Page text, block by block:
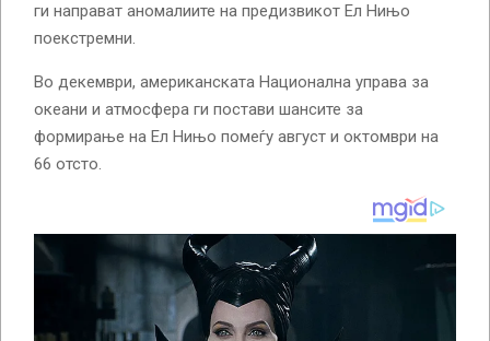
ги направат аномалиите на предизвикот Ел Нињо
поекстремни.
Во декември, американската Национална управа за
океани и атмосфера ги постави шансите за
формирање на Ел Нињо помеѓу август и октомври на
66 отсто.